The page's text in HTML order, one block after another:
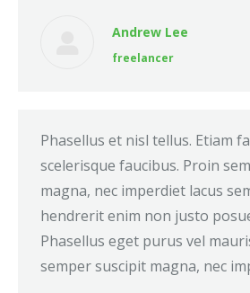
Andrew Lee
freelancer
Phasellus et nisl tellus. Etiam
scelerisque faucibus. Proin
magna, nec imperdiet lacus
hendrerit enim non justo
Phasellus eget purus vel
semper suscipit magna, nec